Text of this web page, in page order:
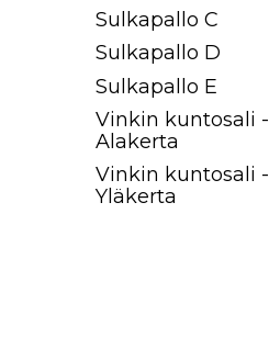
Sulkapallo C
Sulkapallo D
Sulkapallo E
Vinkin kuntosali -
Alakerta
Vinkin kuntosali -
Yläkerta